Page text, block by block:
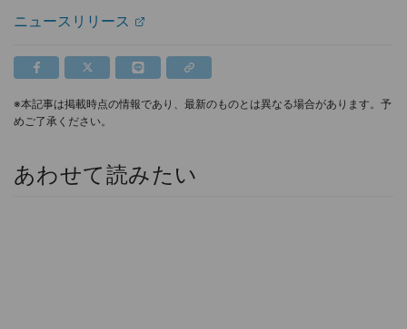
ニュースリリース
※本記事は掲載時点の情報であり、最新のものとは異なる場合があります。予
めご了承ください。
あわせて読みたい